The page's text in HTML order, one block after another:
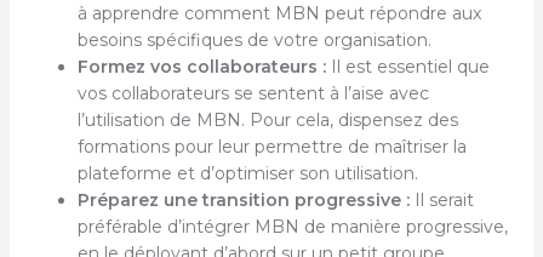
à apprendre comment MBN peut répondre aux
besoins spécifiques de votre organisation.
Formez vos collaborateurs :Il est essentiel que
vos collaborateurs se sentent à l’aise avec
l’utilisation de MBN. Pour cela, dispensez des
formations pour leur permettre de maîtriser la
plateforme et d’optimiser son utilisation.
Préparez une transition progressive :Il serait
préférable d’intégrer MBN de manière progressive,